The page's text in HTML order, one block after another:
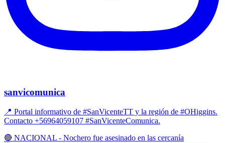
sanvicomunica
📍 Portal informativo de #SanVicenteTT y la región de #OHiggins.
Contacto +56964059107 #SanVicenteComunica.
🔴 NACIONAL - Nochero fue asesinado en las cercanía